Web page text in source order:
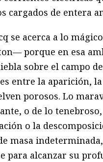
cargados de entera
se acerca a lo
porque en esa
sobre el campo
entre la aparición,
porosos. Lo
o de lo
o la
masa
para alcanzar su